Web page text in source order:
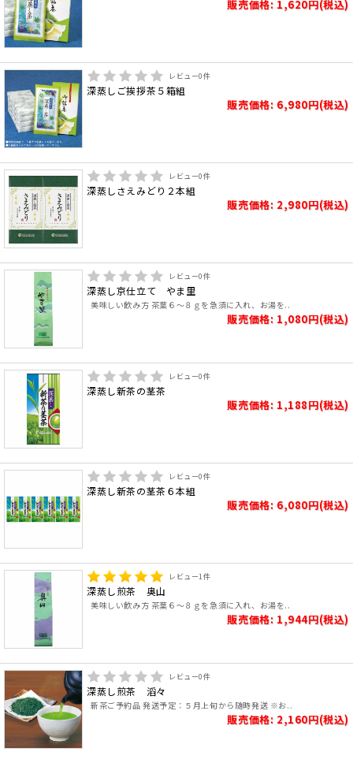
販売価格: 1,620円(税込)
レビュー0件
深蒸しご挨拶茶５箱組
販売価格: 6,980円(税込)
レビュー0件
深蒸しさえみどり２本組
販売価格: 2,980円(税込)
レビュー0件
深蒸し京仕立て やま里
美味しい飲み方 茶葉６～８ｇを急須に入れ、お湯を..
販売価格: 1,080円(税込)
レビュー0件
深蒸し新茶の茎茶
販売価格: 1,188円(税込)
レビュー0件
深蒸し新茶の茎茶６本組
販売価格: 6,080円(税込)
レビュー1件
深蒸し煎茶 奥山
美味しい飲み方 茶葉６～８ｇを急須に入れ、お湯を..
販売価格: 1,944円(税込)
レビュー0件
深蒸し煎茶 滔々
新茶ご予約品 発送予定：５月上旬から随時発送 ※お..
販売価格: 2,160円(税込)